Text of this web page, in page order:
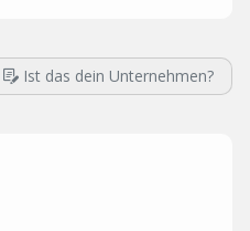
Ist das dein Unternehmen?